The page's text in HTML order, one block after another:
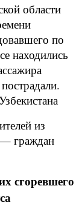
области
по
находились
из
— граждан
сгоревшего